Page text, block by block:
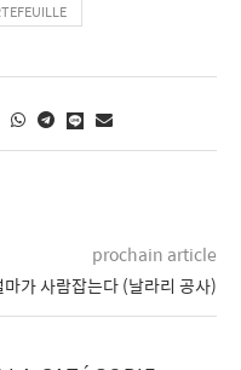
prochain article
마가 사람잡는다 (날라리 공사)